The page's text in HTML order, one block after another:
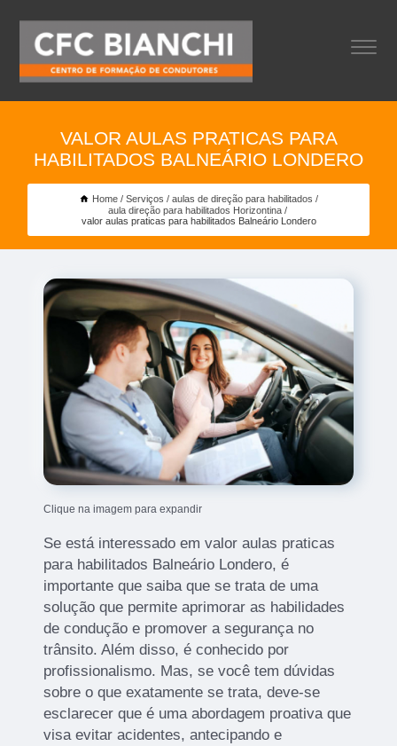
VALOR AULAS PRATICAS PARA
HABILITADOS BALNEÁRIO LONDERO
Home Serviços
aulas de direção para habilitados
aula direção para habilitados Horizontina
valor aulas praticas para habilitados Balneário Londero
Clique na imagem para expandir
Se está interessado em valor aulas praticas
para habilitados Balneário Londero, é
importante que saiba que se trata de uma
solução que permite aprimorar as habilidades
de condução e promover a segurança no
trânsito. Além disso, é conhecido por
profissionalismo. Mas, se você tem dúvidas
sobre o que exatamente se trata, deve-se
esclarecer que é uma abordagem proativa que
visa evitar acidentes, antecipando e